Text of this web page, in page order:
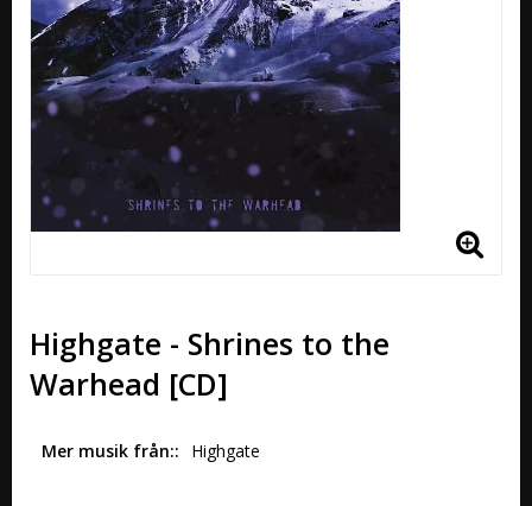
Highgate - Shrines to the
Warhead [CD]
Mer musik från: Highgate